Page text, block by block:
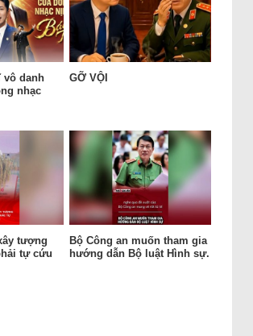
vô danh
nhạc
GỠ VỘI
tượng
tự cứu
Bộ Công an muốn tham gia
hướng dẫn Bộ luật Hình sự.